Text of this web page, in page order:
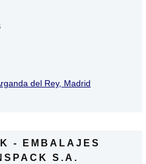
del Rey, Madrid
- EMBALAJES
S.A.